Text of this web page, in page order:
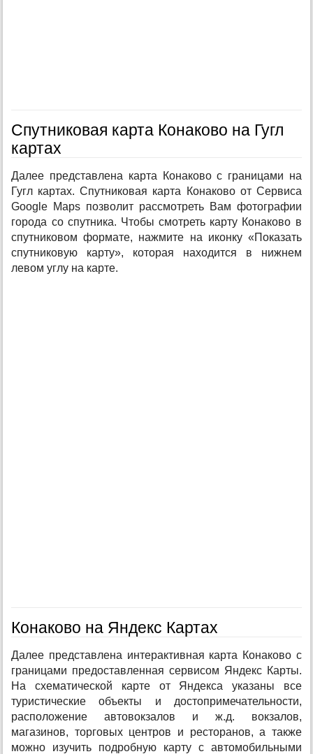
Спутниковая карта Конаково на Гугл
картах
Далее представлена карта Конаково с границами на
Гугл картах. Спутниковая карта Конаково от Сервиса
Google Maps позволит рассмотреть Вам фотографии
города со спутника. Чтобы смотреть карту Конаково в
спутниковом формате, нажмите на иконку «Показать
спутниковую карту», которая находится в нижнем
левом углу на карте.
Конаково на Яндекс Картах
Далее представлена интерактивная карта Конаково с
границами предоставленная сервисом Яндекс Карты.
На схематической карте от Яндекса указаны все
туристические объекты и достопримечательности,
расположение автовокзалов и ж.д. вокзалов,
магазинов, торговых центров и ресторанов, а также
можно изучить подробную карту с автомобильными